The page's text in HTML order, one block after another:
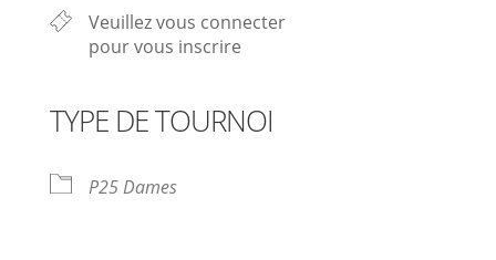
Veuillez vous connecter
pour vous inscrire
TYPE DE TOURNOI
P25 Dames